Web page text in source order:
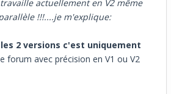
actuellement en V2 même
!!!....je m'explique:
2 versions c'est uniquement
forum avec précision en V1 ou V2